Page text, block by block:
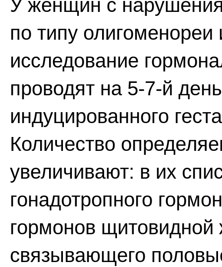
У женщин с
по типу олигоменореи
исследование
проводят на 5-7-й
индуцированного
Количество
увеличивают: в их
гонадотропного
гормонов щитовидной
связывающего